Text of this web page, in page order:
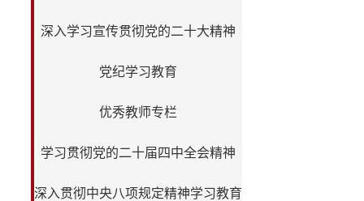
深入学习宣传贯彻党的二十大精神
党纪学习教育
优秀教师专栏
学习贯彻党的二十届四中全会精神
深入贯彻中央八项规定精神学习教育